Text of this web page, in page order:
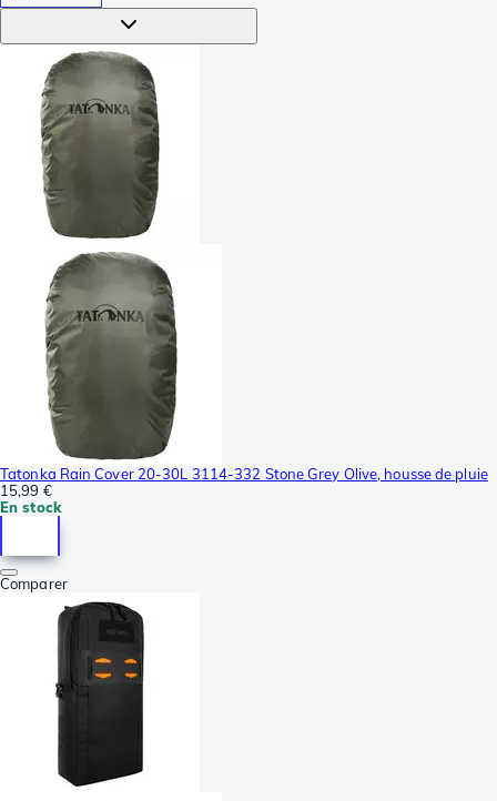
Tatonka Rain Cover 20-30L 3114-332 Stone Grey Olive, housse de pluie
15,99 €
En stock
Comparer